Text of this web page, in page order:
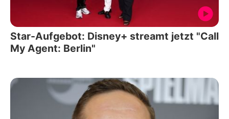
Star-Aufgebot: Disney+ streamt jetzt "Call
My Agent: Berlin"